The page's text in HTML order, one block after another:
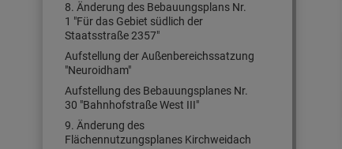
8. Änderung des Bebauungsplans Nr.
1 "Für das Gebiet südlich der
Staatsstraße 2357"
Aufstellung der Außenbereichssatzung
"Neuroidham"
Aufstellung des Bebauungsplanes Nr.
30 "Bahnhofstraße West III"
9. Änderung des
Flächennutzungsplanes Kirchweidach